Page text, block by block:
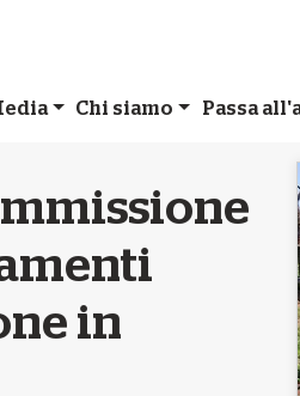
Chi siamo Passa
in